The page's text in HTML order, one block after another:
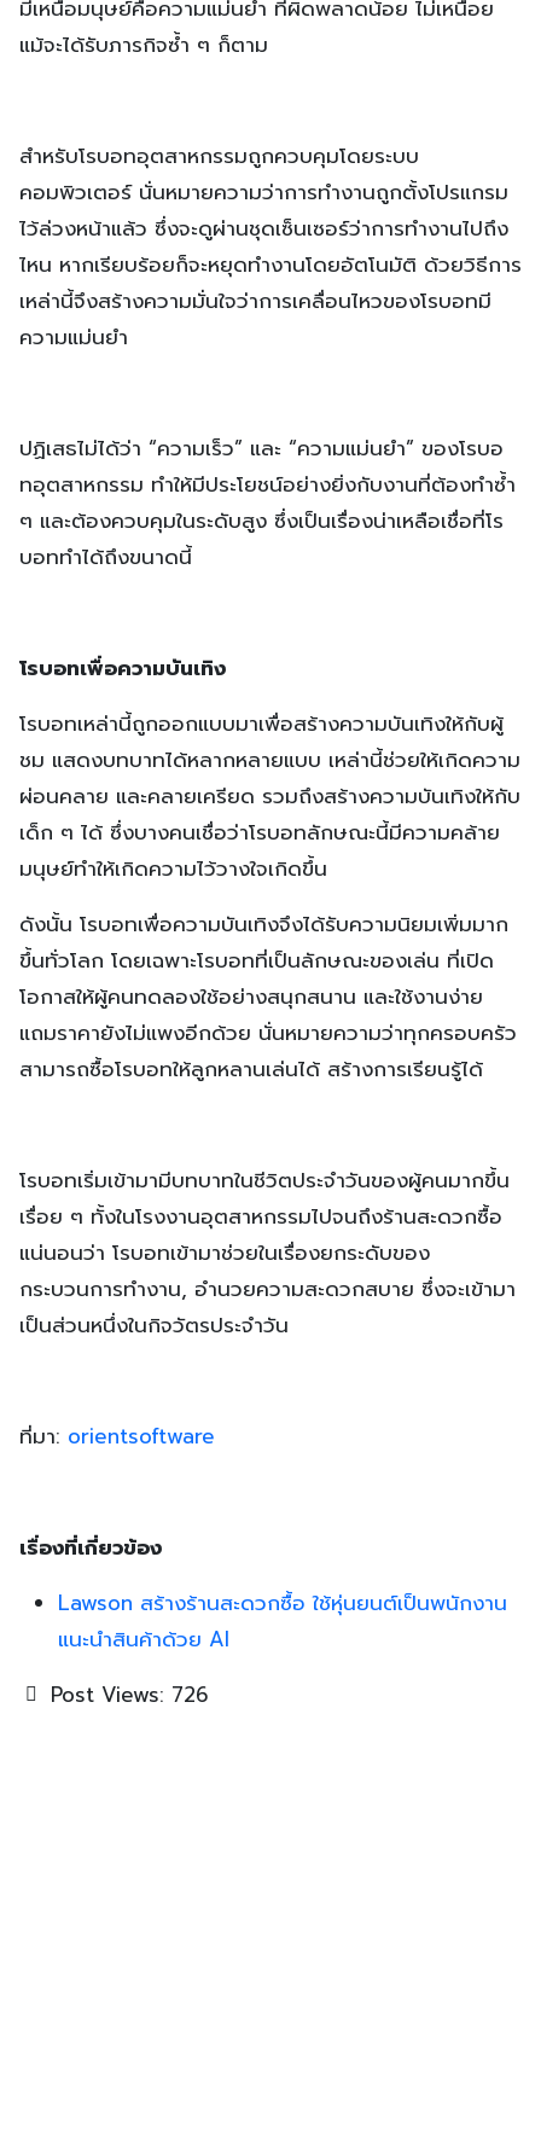
มีเหนือมนุษย์คือความแม่นยำ ที่ผิดพลาดน้อย ไม่เหนื่อย
แม้จะได้รับภารกิจซ้ำ ๆ ก็ตาม
สำหรับโรบอทอุตสาหกรรมถูกควบคุมโดยระบบ
คอมพิวเตอร์ นั่นหมายความว่าการทำงานถูกตั้งโปรแกรม
ไว้ล่วงหน้าแล้ว ซึ่งจะดูผ่านชุดเซ็นเซอร์ว่าการทำงานไปถึง
ไหน หากเรียบร้อยก็จะหยุดทำงานโดยอัตโนมัติ ด้วยวิธีการ
เหล่านี้จึงสร้างความมั่นใจว่าการเคลื่อนไหวของโรบอทมี
ความแม่นยำ
ปฏิเสธไม่ได้ว่า “ความเร็ว” และ “ความแม่นยำ” ของโรบอ
ทอุตสาหกรรม ทำให้มีประโยชน์อย่างยิ่งกับงานที่ต้องทำซ้ำ
ๆ และต้องควบคุมในระดับสูง ซึ่งเป็นเรื่องน่าเหลือเชื่อที่โร
บอททำได้ถึงขนาดนี้
โรบอทเพื่อความบันเทิง
โรบอทเหล่านี้ถูกออกแบบมาเพื่อสร้างความบันเทิงให้กับผู้
ชม แสดงบทบาทได้หลากหลายแบบ เหล่านี้ช่วยให้เกิดความ
ผ่อนคลาย และคลายเครียด รวมถึงสร้างความบันเทิงให้กับ
เด็ก ๆ ได้ ซึ่งบางคนเชื่อว่าโรบอทลักษณะนี้มีความคล้าย
มนุษย์ทำให้เกิดความไว้วางใจเกิดขึ้น
ดังนั้น โรบอทเพื่อความบันเทิงจึงได้รับความนิยมเพิ่มมาก
ขึ้นทั่วโลก โดยเฉพาะโรบอทที่เป็นลักษณะของเล่น ที่เปิด
โอกาสให้ผู้คนทดลองใช้อย่างสนุกสนาน และใช้งานง่าย
แถมราคายังไม่แพงอีกด้วย นั่นหมายความว่าทุกครอบครัว
สามารถซื้อโรบอทให้ลูกหลานเล่นได้ สร้างการเรียนรู้ได้
โรบอทเริ่มเข้ามามีบทบาทในชีวิตประจำวันของผู้คนมากขึ้น
เรื่อย ๆ ทั้งในโรงงานอุตสาหกรรมไปจนถึงร้านสะดวกซื้อ
แน่นอนว่า โรบอทเข้ามาช่วยในเรื่องยกระดับของ
กระบวนการทำงาน, อำนวยความสะดวกสบาย ซึ่งจะเข้ามา
เป็นส่วนหนึ่งในกิจวัตรประจำวัน
ที่มา: orientsoftware
เรื่องที่เกี่ยวข้อง
Lawson สร้างร้านสะดวกซื้อ ใช้หุ่นยนต์เป็นพนักงาน
แนะนำสินค้าด้วย AI
Post Views: 726